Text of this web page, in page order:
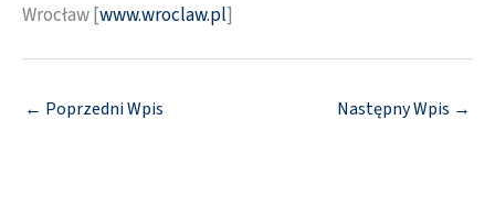
Wrocław [www.wroclaw.pl]
← Poprzedni Wpis Następny Wpis →